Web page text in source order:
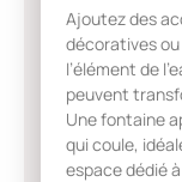
Ajoutez des
décoratives
l’élément de
peuvent
Une fontaine
qui coule,
espace dédié